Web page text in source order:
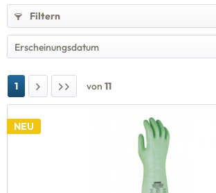
Filtern
1 von 11
NEU